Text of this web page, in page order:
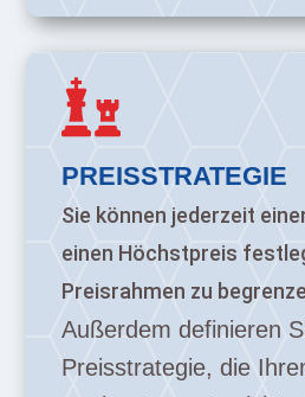

PREISSTRATEGIE
Sie können jederzeit
einen Höchstpreis
Preisrahmen zu
Außerdem definieren
Preisstrategie, die